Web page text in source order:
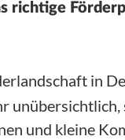
richtige
in
unübersichtlich,
und kleine